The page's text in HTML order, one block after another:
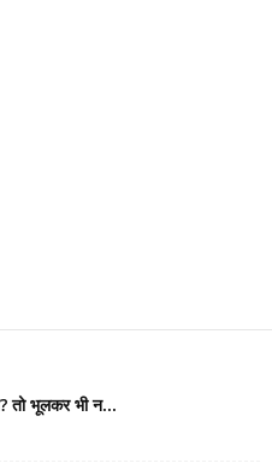
तो भूलकर भी न...